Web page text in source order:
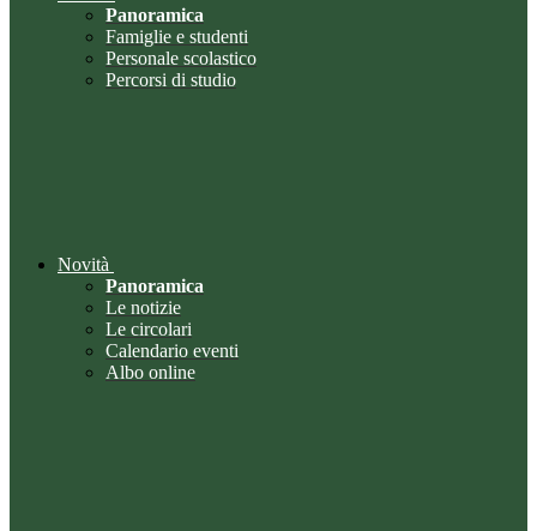
Panoramica
Famiglie e studenti
Personale scolastico
Percorsi di studio
Novità
Panoramica
Le notizie
Le circolari
Calendario eventi
Albo online